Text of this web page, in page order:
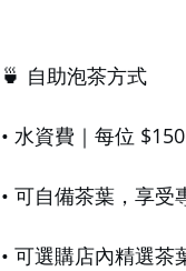
🍵 自助泡茶方式
• 水資費｜每位
• 可自備茶葉，享受
• 可選購店內精選茶